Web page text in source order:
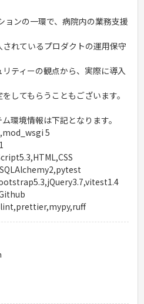
ョンの一環で、病院内の業務支援
れているプロダクトの運用保守
ティーの観点から、実際に導入
してもらうこともございます。
環境情報は下記となります。
5